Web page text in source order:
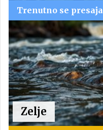
Trenutno se presaja
Zelje